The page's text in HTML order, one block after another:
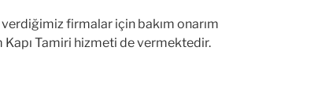
firmalar için bakım onarım
Tamiri hizmeti de vermektedir.